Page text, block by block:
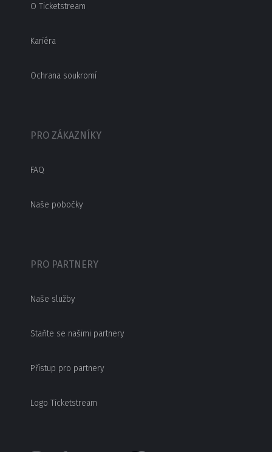
O Ticketstream
Kariéra
Ochrana soukromí
PRO ZÁKAZNÍKY
FAQ
Naše pobočky
PRO PARTNERY
Naše služby
Staňte se našimi partnery
Přístup pro partnery
Logo Ticketstream